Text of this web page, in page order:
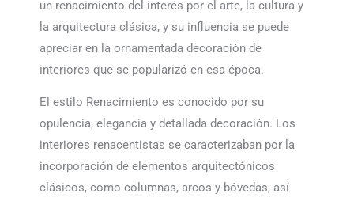
un renacimiento del interés por el arte, la cultura y
la arquitectura clásica, y su influencia se puede
apreciar en la ornamentada decoración de
interiores que se popularizó en esa época.
El estilo Renacimiento es conocido por su
opulencia, elegancia y detallada decoración. Los
interiores renacentistas se caracterizaban por la
incorporación de elementos arquitectónicos
clásicos, como columnas, arcos y bóvedas, así